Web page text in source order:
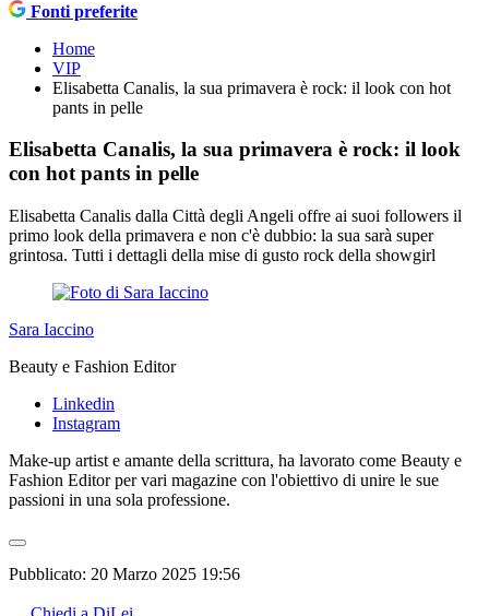
Fonti preferite
Home
VIP
Elisabetta Canalis, la sua primavera è rock: il look con hot
pants in pelle
Elisabetta Canalis, la sua primavera è rock: il look
con hot pants in pelle
Elisabetta Canalis dalla Città degli Angeli offre ai suoi followers il
primo look della primavera e non c'è dubbio: la sua sarà super
grintosa. Tutti i dettagli della mise di gusto rock della showgirl
Sara Iaccino
Beauty e Fashion Editor
Linkedin
Instagram
Make-up artist e amante della scrittura, ha lavorato come Beauty e
Fashion Editor per vari magazine con l'obiettivo di unire le sue
passioni in una sola professione.
Pubblicato: 20 Marzo 2025 19:56